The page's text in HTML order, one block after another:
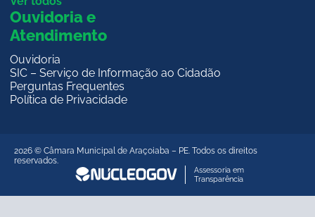
Ouvidoria e
Atendimento
Ouvidoria
SIC – Serviço de Informação ao Cidadão
Perguntas Frequentes
Política de Privacidade
2026 © Câmara Municipal de Araçoiaba – PE. Todos os direitos
reservados.
Assessoria em
Transparência